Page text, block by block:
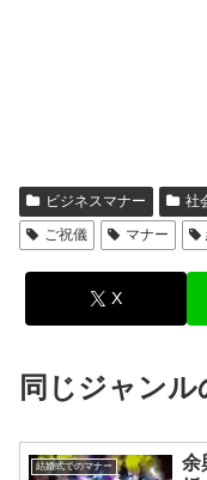
ビジネスマナー 社
ご祝儀
マナー
X
同じジャンル
結婚式でのマナー
余